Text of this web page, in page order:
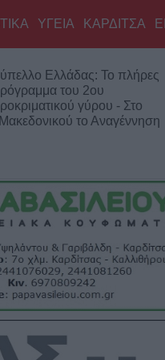
ΥΓΕΙΑ ΚΑΡΔΙΤΣΑ
Συμμαχία Υπέρ
Σκιές για το
όρους, τον τρόπο
φορέα δημοπράτησης των
δεξαμενών της